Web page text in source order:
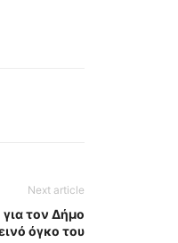
Next article
τον Δήμο
όγκο του